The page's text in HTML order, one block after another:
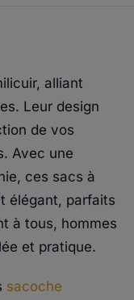
alliant
Leur design
de vos
Avec une
ces sacs à
élégant, parfaits
à tous, hommes
et pratique.
sacoche